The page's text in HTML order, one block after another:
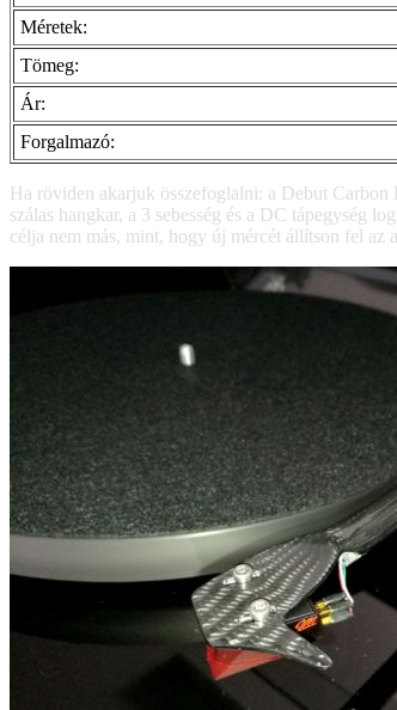
Méretek:
Tömeg:
Ár:
Forgalmazó:
Ha röviden akarjuk összefoglalni: a Debut
szálas hangkar, a 3 sebesség és a DC tápegység
célja nem más, mint, hogy új mércét állítson fel az